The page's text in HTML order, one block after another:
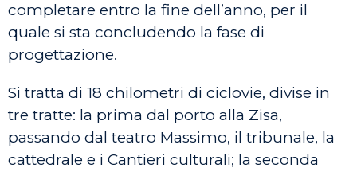
completare entro la fine dell’anno, per il
quale si sta concludendo la fase di
progettazione.
Si tratta di 18 chilometri di ciclovie, divise in
tre tratte: la prima dal porto alla Zisa,
passando dal teatro Massimo, il tribunale, la
cattedrale e i Cantieri culturali; la seconda